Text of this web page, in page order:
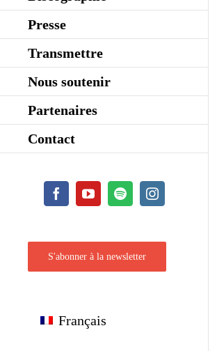
Presse
Transmettre
Nous soutenir
Partenaires
Contact
FacebookYouTubeSpotifyInstagram
S'abonner à la newsletter
Français